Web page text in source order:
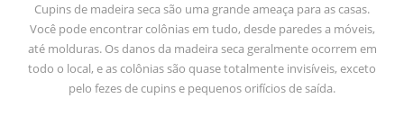
Cupins de madeira seca são uma grande ameaça para as casas.
Você pode encontrar colônias em tudo, desde paredes a móveis,
até molduras. Os danos da madeira seca geralmente ocorrem em
todo o local, e as colônias são quase totalmente invisíveis, exceto
pelo fezes de cupins e pequenos orifícios de saída.